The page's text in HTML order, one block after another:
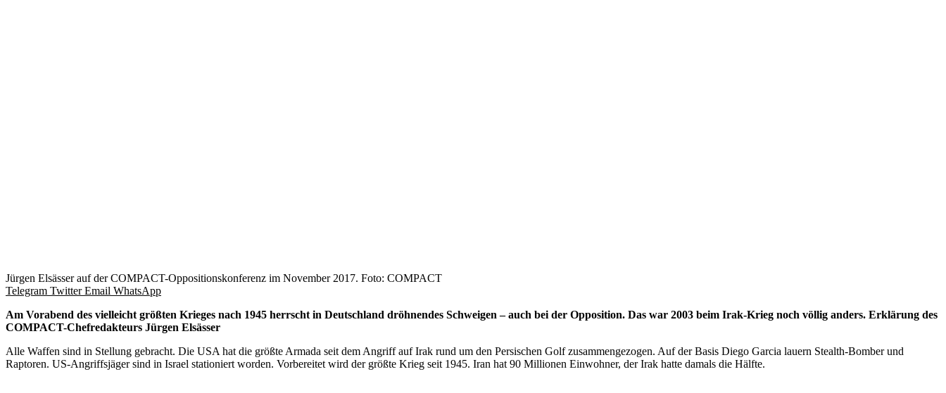
Jürgen Elsässer auf der COMPACT-Oppositionskonferenz im November 2017. Foto: COMPACT
Telegram Twitter Email WhatsApp
Am Vorabend des vielleicht größten Krieges nach 1945 herrscht in Deutschland dröhnendes Schweigen – auch bei der Opposition. Das war 2003 beim Irak-Krieg noch völlig anders. Erklärung des
COMPACT-Chefredakteurs Jürgen Elsässer
Alle Waffen sind in Stellung gebracht. Die USA hat die größte Armada seit dem Angriff auf Irak rund um den Persischen Golf zusammengezogen. Auf der Basis Diego Garcia lauern Stealth-Bomber und
Raptoren. US-Angriffsjäger sind in Israel stationiert worden. Vorbereitet wird der größte Krieg seit 1945. Iran hat 90 Millionen Einwohner, der Irak hatte damals die Hälfte.